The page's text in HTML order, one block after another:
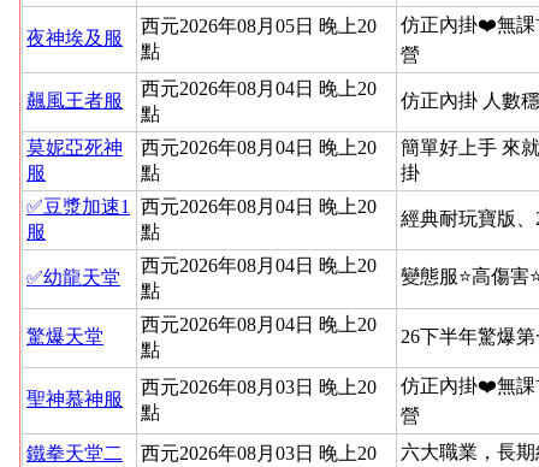
夜神埃及服
西元2026年08月05日 晚上20
點
仿正內掛❤️無
營
飆風王者服
西元2026年08月04日 晚上20
點
仿正內掛 人數
莫妮亞死神
服
西元2026年08月04日 晚上20
點
簡單好上手 來
掛
✅豆漿加速1
服
西元2026年08月04日 晚上20
點
經典耐玩寶版
✅幼龍天堂
西元2026年08月04日 晚上20
點
變態服⭐高傷害
驚爆天堂
西元2026年08月04日 晚上20
點
26下半年驚爆
聖神慕神服
西元2026年08月03日 晚上20
點
仿正內掛❤️無
營
鐵拳天堂二
西元2026年08月03日 晚上20
六大職業，長